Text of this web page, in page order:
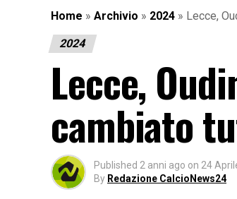
Home » Archivio » 2024 » Lecce,
2024
Lecce,
cambiato
Published 2 anni ago on 24
By Redazione CalcioNews24